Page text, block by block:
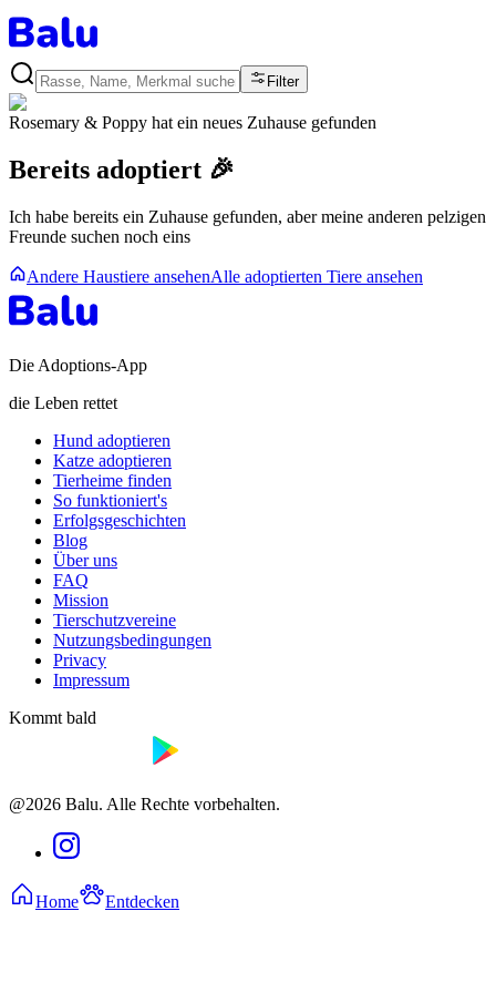
Filter
Rosemary & Poppy hat ein neues Zuhause gefunden
Bereits adoptiert 🎉
Ich habe bereits ein Zuhause gefunden, aber meine anderen pelzigen
Freunde suchen noch eins
Andere Haustiere ansehenAlle adoptierten Tiere ansehen
Die Adoptions-App
die Leben rettet
Hund adoptieren
Katze adoptieren
Tierheime finden
So funktioniert's
Erfolgsgeschichten
Blog
Über uns
FAQ
Mission
Tierschutzvereine
Nutzungsbedingungen
Privacy
Impressum
Kommt bald
@2026 Balu. Alle Rechte vorbehalten.
Home Entdecken